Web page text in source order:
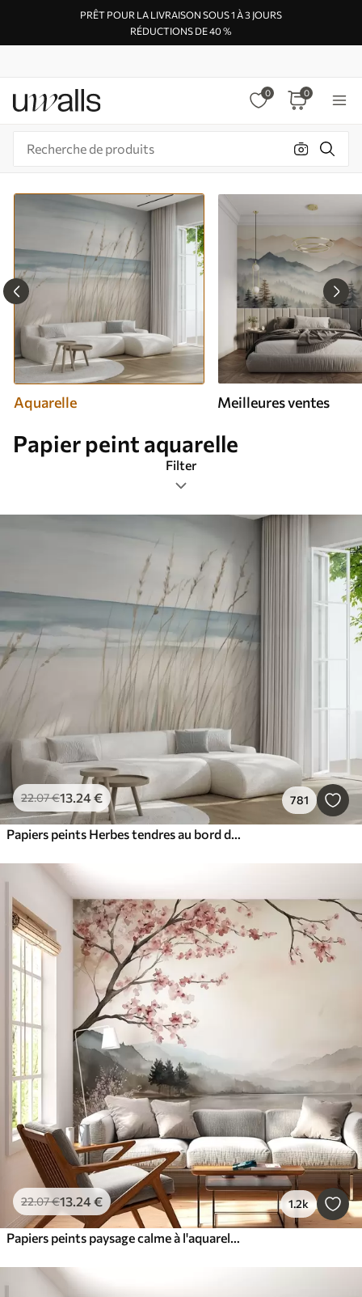
PRÊT POUR LA LIVRAISON SOUS 1 À 3 JOURS
RÉDUCTIONS DE 40 %
0 0
Aquarelle Meilleures ventes
Papier peint aquarelle
Filter
Étiquettes de design
Format de l’image
Palette de couleurs
Intelligent
Réinitialiser tous les filtres
22.07€13.24€ 781
Papiers peints Herbes tendres au bord de la mer
22.07€13.24€ 1.2k
Papiers peints paysage calme à l'aquarelle avec un lac et un arbre en fleurs